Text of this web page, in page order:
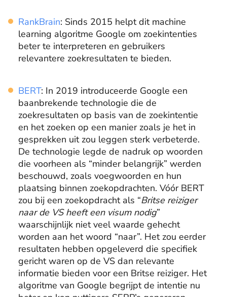
RankBrain: Sinds 2015 helpt dit machine
learning algoritme Google om zoekintenties
beter te interpreteren en gebruikers
relevantere zoekresultaten te bieden.
BERT: In 2019 introduceerde Google een
baanbrekende technologie die de
zoekresultaten op basis van de zoekintentie
en het zoeken op een manier zoals je het in
gesprekken uit zou leggen sterk verbeterde.
De technologie legde de nadruk op woorden
die voorheen als “minder belangrijk” werden
beschouwd, zoals voegwoorden en hun
plaatsing binnen zoekopdrachten. Vóór BERT
zou bij een zoekopdracht als “Britse reiziger
naar de VS heeft een visum nodig”
waarschijnlijk niet veel waarde gehecht
worden aan het woord “naar”. Het zou eerder
resultaten hebben opgeleverd die specifiek
gericht waren op de VS dan relevante
informatie bieden voor een Britse reiziger. Het
algoritme van Google begrijpt de intentie nu